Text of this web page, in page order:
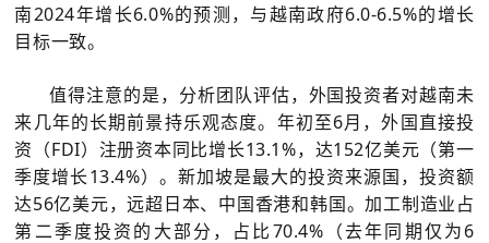
南2024年增长6.0%的预测，与越南政府6.0-6.5%的增长
目标一致。
值得注意的是，分析团队评估，外国投资者对越南未
来几年的长期前景持乐观态度。年初至6月，外国直接投
资（FDI）注册资本同比增长13.1%，达152亿美元（第一
季度增长13.4%）。新加坡是最大的投资来源国，投资额
达56亿美元，远超日本、中国香港和韩国。加工制造业占
第二季度投资的大部分，占比70.4%（去年同期仅为6